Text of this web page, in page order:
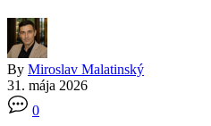
By Miroslav Malatinský
31. mája 2026
0